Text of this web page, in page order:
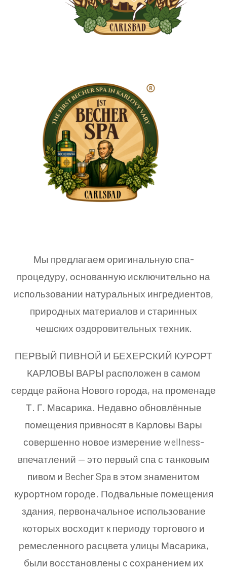
Мы предлагаем оригинальную спа-
процедуру, основанную исключительно на
использовании натуральных ингредиентов,
природных материалов и старинных
чешских оздоровительных техник.
ПЕРВЫЙ ПИВНОЙ И БЕХЕРСКИЙ КУРОРТ
КАРЛОВЫ ВАРЫ расположен в самом
сердце района Нового города, на променаде
Т. Г. Масарика. Недавно обновлённые
помещения привносят в Карловы Вары
совершенно новое измерение wellness-
впечатлений — это первый спа с танковым
пивом и Becher Spa в этом знаменитом
курортном городе. Подвальные помещения
здания, первоначальное использование
которых восходит к периоду торгового и
ремесленного расцвета улицы Масарика,
были восстановлены с сохранением их